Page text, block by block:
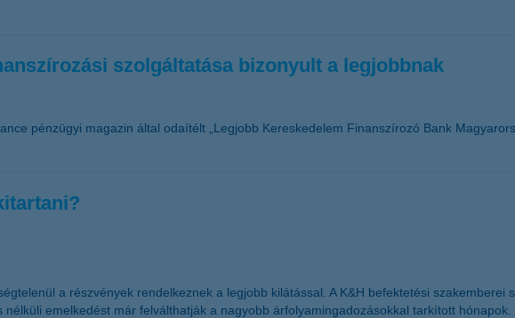
szolgáltatása bizonyult a legjobbnak
pénzügyi magazin által odaítélt „Legjobb Kereskedelem Finanszírozó Bank
a részvények rendelkeznek a legjobb kilátással. A K&H befektetési
emelkedést már felválthatják a nagyobb árfolyamingadozásokkal tarkított hónapok.